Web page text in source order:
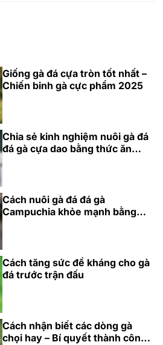
Giống gà đá cựa tròn tốt nhất –
Chiến binh gà cực phẩm 2025
Chia sẻ kinh nghiệm nuôi gà đá
đá gà cựa dao bằng thức ăn
Cách nuôi gà đá đá gà
Campuchia khỏe mạnh bằng
Cách tăng sức đề kháng cho gà
đá trước trận đấu
Cách nhận biết các dòng gà
chọi hay – Bí quyết thành công